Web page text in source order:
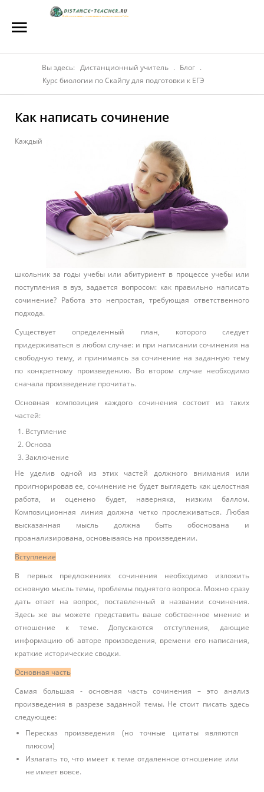
Репетиторы
Стоимость
Акции
Материалы
Вы здесь: Дистанционный учитель . Блог .
Курс биологии по Скайпу для подготовки к ЕГЭ
Как написать сочинение
Каждый
школьник за годы учебы или абитуриент в процессе учебы или
поступления в вуз, задается вопросом: как правильно написать
сочинение? Работа это непростая, требующая ответственного
подхода.
Существует определенный план, которого следует
придерживаться в любом случае: и при написании сочинения на
свободную тему, и принимаясь за сочинение на заданную тему
по конкретному произведению. Во втором случае необходимо
сначала произведение прочитать.
Основная композиция каждого сочинения состоит из таких
частей:
Вступление
Основа
Заключение
Не уделив одной из этих частей должного внимания или
проигнорировав ее, сочинение не будет выглядеть как целостная
работа, и оценено будет, наверняка, низким баллом.
Композиционная линия должна четко прослеживаться. Любая
высказанная мысль должна быть обоснована и
проанализирована, основываясь на произведении.
Вступление
В первых предложениях сочинения необходимо изложить
основную мысль темы, проблемы поднятого вопроса. Можно сразу
дать ответ на вопрос, поставленный в названии сочинения.
Здесь же вы можете представить ваше собственное мнение и
отношение к теме. Допускаются отступления, дающие
информацию об авторе произведения, времени его написания,
краткие исторические сводки.
Основная часть
Самая большая - основная часть сочинения – это анализ
произведения в разрезе заданной темы. Не стоит писать здесь
следующее:
Пересказ произведения (но точные цитаты являются
плюсом)
Излагать то, что имеет к теме отдаленное отношение или
не имеет вовсе.